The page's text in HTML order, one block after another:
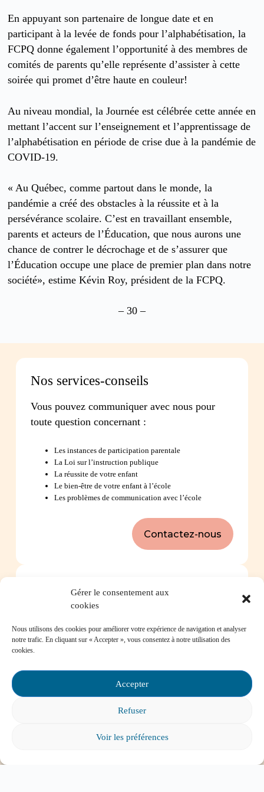
Gérer le consentement aux
cookies
Nous utilisons des cookies pour améliorer votre expérience de navigation et analyser
notre trafic. En cliquant sur « Accepter », vous consentez à notre utilisation des
cookies.
Accepter
Refuser
Voir les préférences
En appuyant son partenaire de longue date et en
participant à la levée de fonds pour l’alphabétisation, la
FCPQ donne également l’opportunité à des membres de
comités de parents qu’elle représente d’assister à cette
soirée qui promet d’être haute en couleur!
Au niveau mondial, la Journée est célébrée cette année en
mettant l’accent sur l’enseignement et l’apprentissage de
l’alphabétisation en période de crise due à la pandémie de
COVID-19.
« Au Québec, comme partout dans le monde, la
pandémie a créé des obstacles à la réussite et à la
persévérance scolaire. C’est en travaillant ensemble,
parents et acteurs de l’Éducation, que nous aurons une
chance de contrer le décrochage et de s’assurer que
l’Éducation occupe une place de premier plan dans notre
société», estime Kévin Roy, président de la FCPQ.
– 30 –
Nos services-conseils
Vous pouvez communiquer avec nous pour
toute question concernant :
Les instances de participation parentale
La Loi sur l’instruction publique
La réussite de votre enfant
Le bien-être de votre enfant à l’école
Les problèmes de communication avec l’école
Contactez-nous
Foire aux questions
Mon enfant est impliqué dans une situation
d’intimidation à l’école, où puis-je trouver de